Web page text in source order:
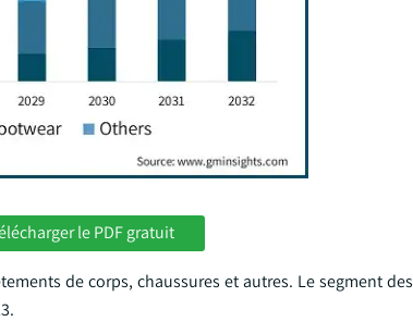
le PDF gratuit
de corps, chaussures et autres. Le segment des